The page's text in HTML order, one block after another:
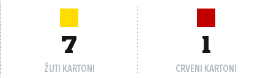
7
ŽUTI KARTONI
1
CRVENI KARTONI